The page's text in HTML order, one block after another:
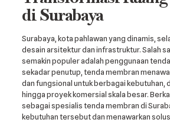
di Surabaya
Surabaya, kota pahlawan yang dinamis,
desain arsitektur dan infrastruktur. Salah
semakin populer adalah penggunaan
sekadar penutup, tenda membran
dan fungsional untuk berbagai kebutuhan,
hingga proyek komersial skala besar.
sebagai spesialis tenda membran di
kebutuhan tersebut dan menawarkan